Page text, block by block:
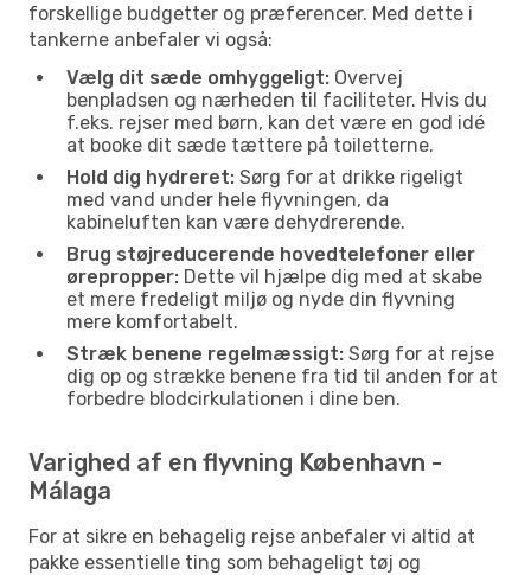
forskellige budgetter og præferencer. Med dette i
tankerne anbefaler vi også:
Vælg dit sæde omhyggeligt: Overvej
benpladsen og nærheden til faciliteter. Hvis du
f.eks. rejser med børn, kan det være en god idé
at booke dit sæde tættere på toiletterne.
Hold dig hydreret: Sørg for at drikke rigeligt
med vand under hele flyvningen, da
kabineluften kan være dehydrerende.
Brug støjreducerende hovedtelefoner eller
ørepropper: Dette vil hjælpe dig med at skabe
et mere fredeligt miljø og nyde din flyvning
mere komfortabelt.
Stræk benene regelmæssigt: Sørg for at rejse
dig op og strække benene fra tid til anden for at
forbedre blodcirkulationen i dine ben.
Varighed af en flyvning København -
Málaga
For at sikre en behagelig rejse anbefaler vi altid at
pakke essentielle ting som behageligt tøj og